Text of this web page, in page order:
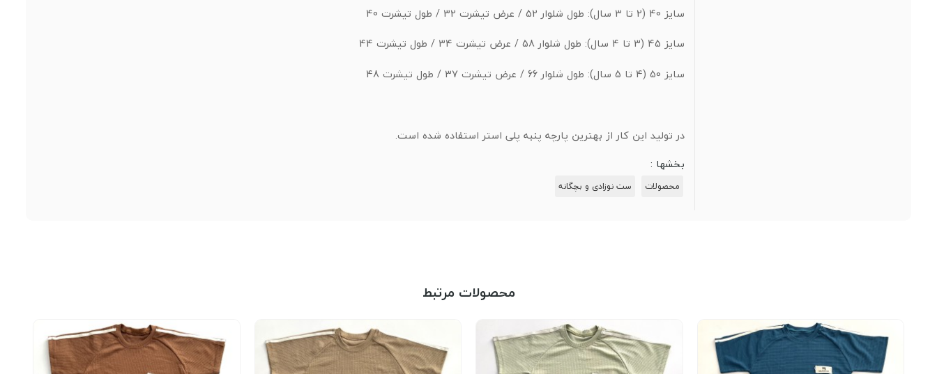
سایز 40 (2 تا 3 سال): طول شلوار 52 / عرض تیشرت 32 / طول تیشرت 40
سایز 45 (3 تا 4 سال): طول شلوار 58 / عرض تیشرت 34 / طول تیشرت 44
سایز 50 (4 تا 5 سال): طول شلوار 66 / عرض تیشرت 37 / طول تیشرت 48
در تولید این کار از بهترین پارچه پنبه پلی استر استفاده شده است.
بخشها :
محصولات ست نوزادی و بچگانه
محصولات مرتبط